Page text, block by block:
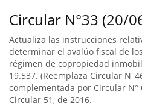
Circular N°33 (20/
Actualiza las instrucciones
determinar el avalúo fiscal de
régimen de copropiedad
19.537. (Reemplaza Circular
complementada por Circular N°
Circular 51, de 2016.